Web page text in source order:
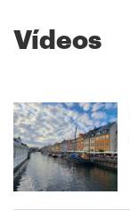
Vídeos